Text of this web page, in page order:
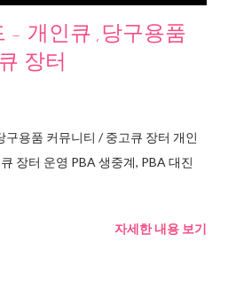
- 개인큐 ,당구용품
장터
구용품 커뮤니티 / 중고큐 장터 개인
장터 운영 PBA 생중계, PBA 대진
자세한 내용 보기